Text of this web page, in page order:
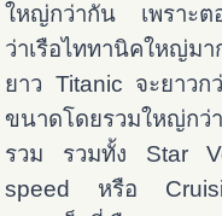
ใหญ่กว่ากัน เพราะต
ว่าเรือไททานิคใ
ยาว Titanic จะยาว
ขนาดโดยรวมใหญ่กว่
รวม รวมทั้ง Star
speed หรือ